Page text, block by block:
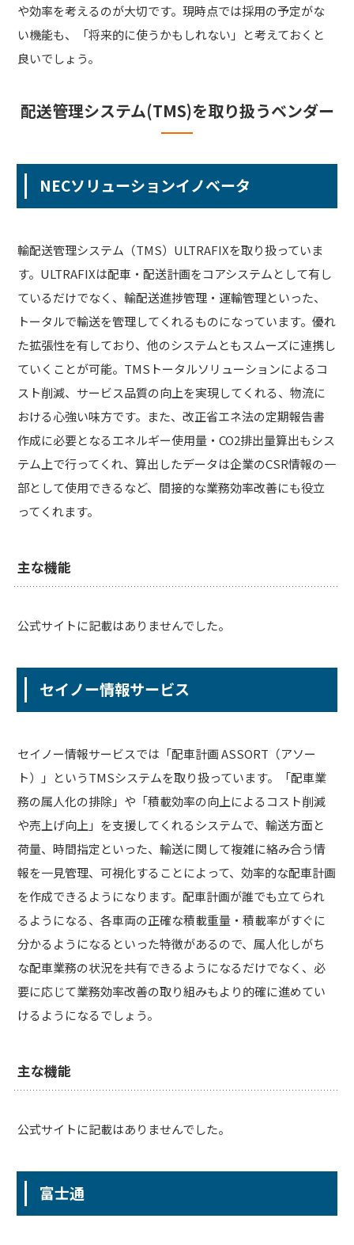
や効率を考えるのが大切です。現時点では採用の予定がな
い機能も、「将来的に使うかもしれない」と考えておくと
良いでしょう。
配送管理システム(TMS)を取り扱うベンダー
NECソリューションイノベータ
輸配送管理システム（TMS）ULTRAFIXを取り扱っていま
す。ULTRAFIXは配車・配送計画をコアシステムとして有し
ているだけでなく、輸配送進捗管理・運輸管理といった、
トータルで輸送を管理してくれるものになっています。優れ
た拡張性を有しており、他のシステムともスムーズに連携し
ていくことが可能。TMSトータルソリューションによるコ
スト削減、サービス品質の向上を実現してくれる、物流に
おける心強い味方です。また、改正省エネ法の定期報告書
作成に必要となるエネルギー使用量・CO2排出量算出もシス
テム上で行ってくれ、算出したデータは企業のCSR情報の一
部として使用できるなど、間接的な業務効率改善にも役立
ってくれます。
主な機能
公式サイトに記載はありませんでした。
セイノー情報サービス
セイノー情報サービスでは「配車計画 ASSORT（アソー
ト）」というTMSシステムを取り扱っています。「配車業
務の属人化の排除」や「積載効率の向上によるコスト削減
や売上げ向上」を支援してくれるシステムで、輸送方面と
荷量、時間指定といった、輸送に関して複雑に絡み合う情
報を一見管理、可視化することによって、効率的な配車計画
を作成できるようになります。配車計画が誰でも立てられ
るようになる、各車両の正確な積載重量・積載率がすぐに
分かるようになるといった特徴があるので、属人化しがち
な配車業務の状況を共有できるようになるだけでなく、必
要に応じて業務効率改善の取り組みもより的確に進めてい
けるようになるでしょう。
主な機能
公式サイトに記載はありませんでした。
富士通